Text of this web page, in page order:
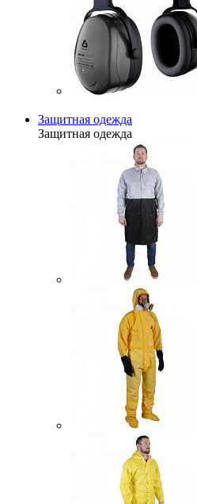
Защитная одежда
Защитная одежда